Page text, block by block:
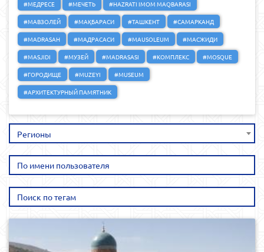
#МЕДРЕСЕ #МЕЧЕТЬ
#HAZRATI IMOM MAQBARASI
#МАВЗОЛЕЙ
#МАҚБАРАСИ #ТАШКЕНТ
#САМАРКАНД
#MADRASAH
#МАДРАСАСИ #MAUSOLEUM
#МАСЖИДИ
#MASJIDI
#МУЗЕЙ #MADRASASI #КОМПЛЕКС
#MOSQUE
#ГОРОДИЩЕ
#MUZEYI
#MUSEUM
#АРХИТЕКТУРНЫЙ ПАМЯТНИК
Регионы